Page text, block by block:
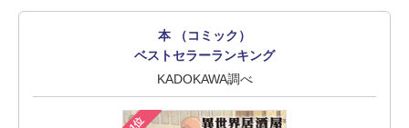
本 （コミック）
ベストセラーランキング
KADOKAWA調べ
1位